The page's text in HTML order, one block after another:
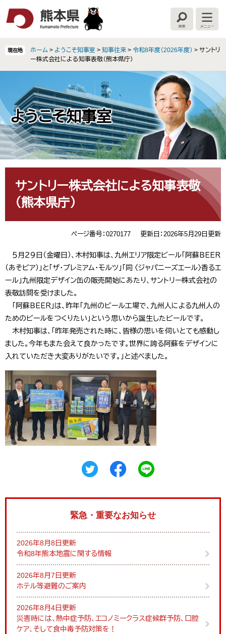
本
文
へ
検
索
メ
ニ
ー
現在地 ホーム > ようこそ知事室 > 知事往来 > 令和8年度（2026年度） > サントリ
ー株式会社による知事表敬（熊本県庁）
ようこそ知事室
サントリー株式会社による知事表敬
（熊本県庁）
ページ番号：0270177 更新日：2026年5月29日更新
５月２９日（金曜日）、木村知事は、九州エリア限定ビール「阿蘇ＢＥＥＲ
（あそビア）」と「ザ・プレミアム・モルツ」「同 〈ジャパニーズエール〉香るエ
ール」九州限定デザイン缶の販売開始にあたり、サントリー株式会社の
表敬訪問を受けました。
「阿蘇ＢＥＥＲ」は、昨年「九州のビール工場で、九州人による九州人の
ためのビールをつくりたい」という思いから誕生したビールです。
木村知事は、「昨年発売された時に、皆様の思いを伺いとても感動し
ました。今年もまた会えて良かったです。世界に誇る阿蘇をデザインに
入れていただき大変ありがたいです。」と述べました。
緊急・重要なお知らせ
2026年8月8日更新
令和8年熊本地震に関する情報
2026年8月7日更新
ホテル等避難のご案内
2026年8月4日更新
災害時には、熱中症予防、エコノミークラス症候群予防、口腔
ケア、そして食中毒予防対策を！